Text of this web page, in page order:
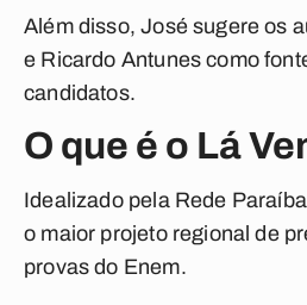
Além disso, José sugere os
e Ricardo Antunes como
candidatos.
O que é o Lá
Idealizado pela Rede
o maior projeto regional de
provas do Enem.